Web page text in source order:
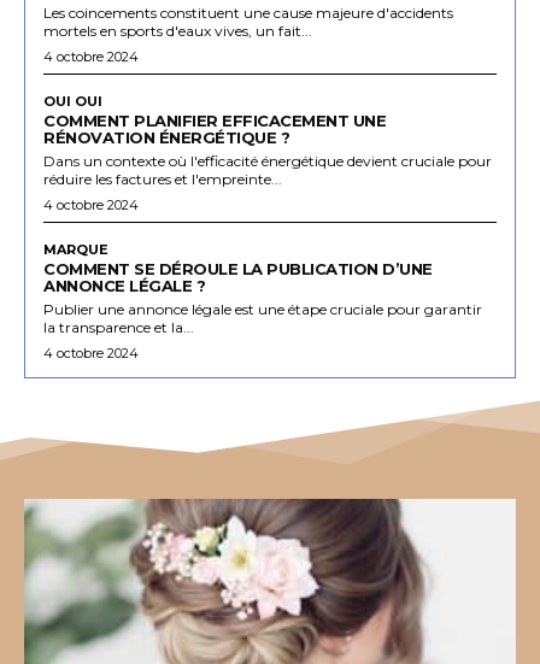
Les coincements constituent une cause majeure d'accidents
mortels en sports d'eaux vives, un fait...
4 octobre 2024
OUI OUI
COMMENT PLANIFIER EFFICACEMENT UNE
RÉNOVATION ÉNERGÉTIQUE ?
Dans un contexte où l'efficacité énergétique devient cruciale pour
réduire les factures et l'empreinte...
4 octobre 2024
MARQUE
COMMENT SE DÉROULE LA PUBLICATION D’UNE
ANNONCE LÉGALE ?
Publier une annonce légale est une étape cruciale pour garantir
la transparence et la...
4 octobre 2024